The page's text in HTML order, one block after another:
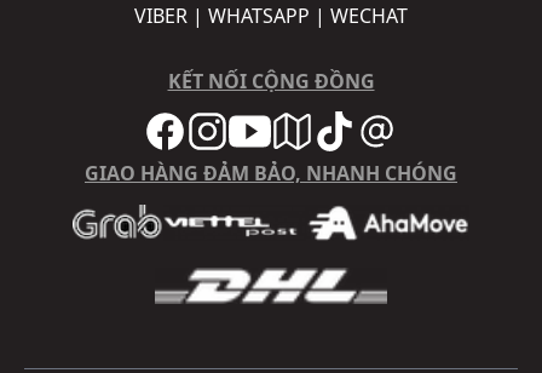
VIBER | WHATSAPP | WECHAT
KẾT NỐI CỘNG ĐỒNG
GIAO HÀNG ĐẢM BẢO, NHANH CHÓNG